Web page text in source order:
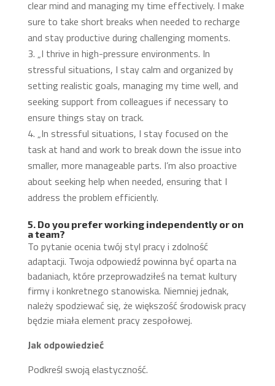
clear mind and managing my time effectively. I make
sure to take short breaks when needed to recharge
and stay productive during challenging moments.
„I thrive in high-pressure environments. In
stressful situations, I stay calm and organized by
setting realistic goals, managing my time well, and
seeking support from colleagues if necessary to
ensure things stay on track.
„In stressful situations, I stay focused on the
task at hand and work to break down the issue into
smaller, more manageable parts. I’m also proactive
about seeking help when needed, ensuring that I
address the problem efficiently.
5. Do you prefer working independently or on
a team?
To pytanie ocenia twój styl pracy i zdolność
adaptacji. Twoja odpowiedź powinna być oparta na
badaniach, które przeprowadziłeś na temat kultury
firmy i konkretnego stanowiska. Niemniej jednak,
należy spodziewać się, że większość środowisk pracy
będzie miała element pracy zespołowej.
Jak odpowiedzieć
Podkreśl swoją elastyczność.